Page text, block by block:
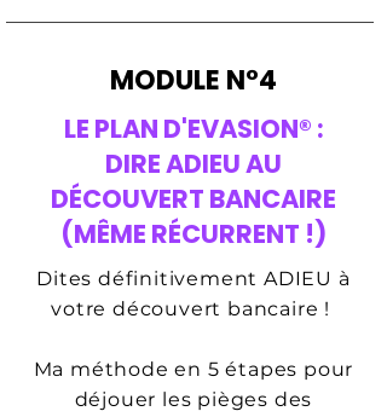
MODULE N°4
LE PLAN D'EVASION® :
DIRE ADIEU AU
DÉCOUVERT BANCAIRE
(MÊME RÉCURRENT !)
Dites définitivement ADIEU à
votre découvert bancaire !
Ma méthode en 5 étapes pour
déjouer les pièges des